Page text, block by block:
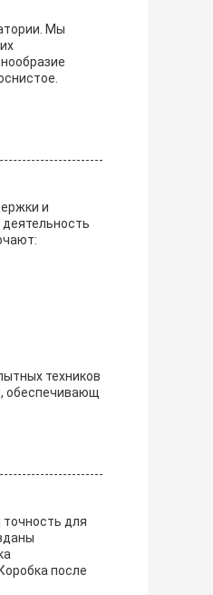
Мы
и
техников
обеспечивающ
для
после